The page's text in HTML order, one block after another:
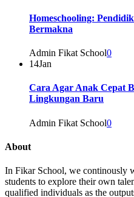
Homeschooling:
Bermakna
Admin Fikat School0
14Jan
Cara Agar Anak Cepat
Lingkungan Baru
Admin Fikat School0
About
In Fikar School, we continously
students to explore their own
qualified individuals as the